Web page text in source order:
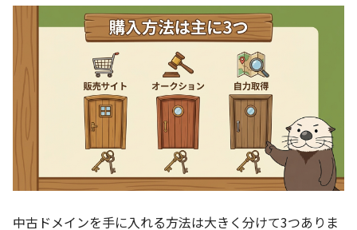
中古ドメインを手に入れる方法は大きく分けて3つありま